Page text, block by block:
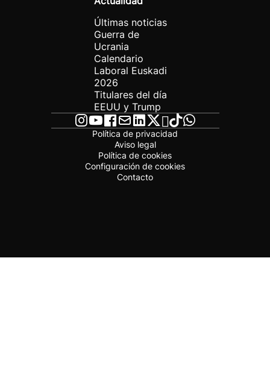
Últimas noticias
Guerra de
Ucrania
Calendario
Laboral Euskadi
2026
Titulares del día
EEUU y Trump
Política de privacidad
Aviso legal
Política de cookies
Configuración de cookies
Contacto